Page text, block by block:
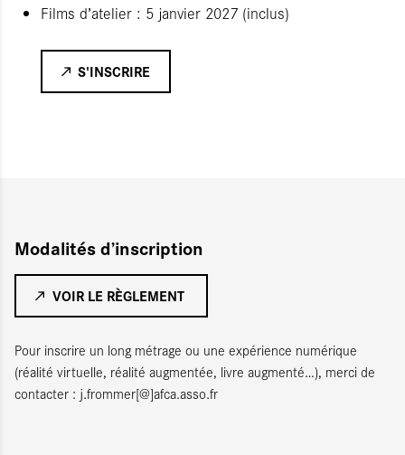
Films d’atelier : 5 janvier 2027 (inclus)
S'INSCRIRE
Modalités d’inscription
VOIR LE RÈGLEMENT
Pour inscrire un long métrage ou une expérience numérique
(réalité virtuelle, réalité augmentée, livre augmenté…), merci de
contacter : j.frommer[@]afca.asso.fr